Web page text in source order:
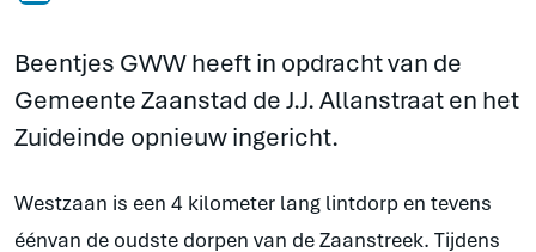
Beentjes GWW heeft in opdracht van de
Gemeente Zaanstad de J.J. Allanstraat en het
Zuideinde opnieuw ingericht.
Westzaan is een 4 kilometer lang lintdorp en tevens
éénvan de oudste dorpen van de Zaanstreek. Tijdens